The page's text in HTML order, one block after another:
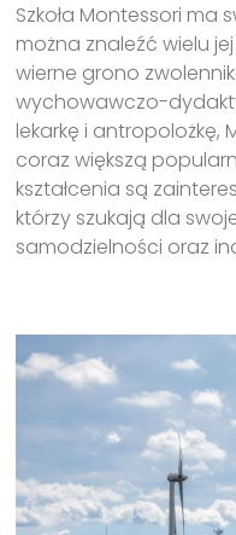
Szkoła Montessori
można znaleźć wielu
wierne grono
wychowawczo-
lekarkę i antropolożkę,
coraz większą
kształcenia są
którzy szukają dla
samodzielności oraz